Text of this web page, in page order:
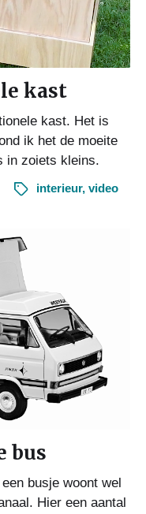
kast
kast. Het is
ik het de moeite
in zoiets kleins.
interieur, video
bus
busje woont wel
Hier een aantal